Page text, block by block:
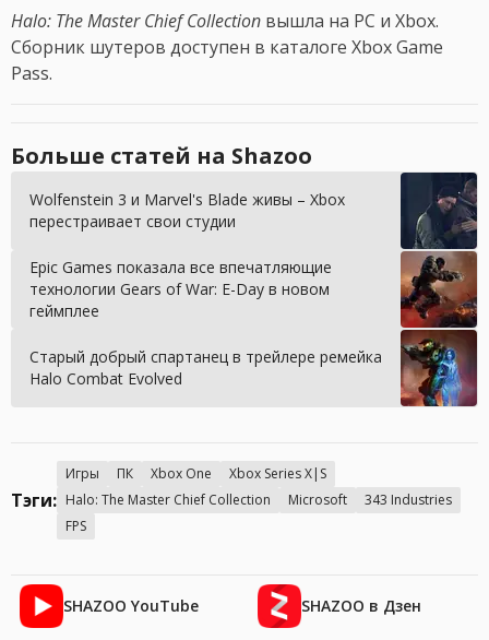
Halo: The Master Chief Collection вышла на PC и Xbox.
Сборник шутеров доступен в каталоге Xbox Game
Pass.
Больше статей на Shazoo
Wolfenstein 3 и Marvel's Blade живы – Xbox
перестраивает свои студии
Epic Games показала все впечатляющие
технологии Gears of War: E-Day в новом
геймплее
Старый добрый спартанец в трейлере ремейка
Halo Combat Evolved
Тэги:
Игры ПК Xbox One
Xbox Series X|S
Halo: The Master Chief Collection
Microsoft
343 Industries
FPS
SHAZOO YouTube SHAZOO в Дзен